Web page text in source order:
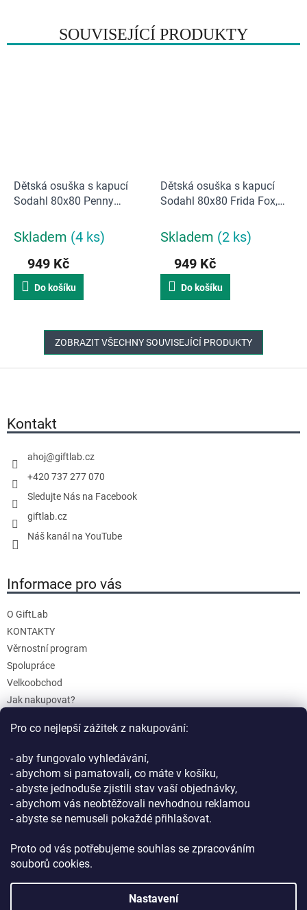
Pro co nejlepší zážitek z nakupování:
- aby fungovalo vyhledávání,
- abychom si pamatovali, co máte v košíku,
- abyste jednoduše zjistili stav vaší objednávky,
- abychom vás neobtěžovali nevhodnou reklamou
- abyste se nemuseli pokaždé přihlašovat.
Proto od vás potřebujeme souhlas se zpracováním
souborů cookies.
Nastavení
SOUVISEJÍCÍ PRODUKTY
Dětská osuška s kapucí
Sodahl 80x80 Penny
Skladem (4 ks)
949 Kč
Do košíku
Dětská osuška s kapucí
Sodahl 80x80 Frida Fox,
Skladem (2 ks)
949 Kč
Do košíku
ZOBRAZIT VŠECHNY SOUVISEJÍCÍ PRODUKTY
o
Kontakt
ahoj@giftlab.cz
+420 737 277 070
Sledujte Nás na Facebook
giftlab.cz
Náš kanál na YouTube
Informace pro vás
O GiftLab
KONTAKTY
Věrnostní program
Spolupráce
Velkoobchod
Jak nakupovat?
Reklamace a Vrácení
Podmínky ochrany osobních údajů